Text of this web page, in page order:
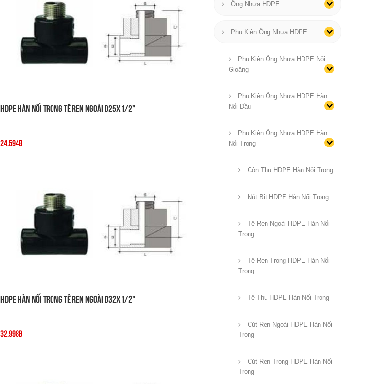
HDPE Hàn Nối Trong Tê Ren Ngoài D25x1/2"
24.594đ
HDPE Hàn Nối Trong Tê Ren Ngoài D32x1/2"
32.998đ
Ống Nhựa HDPE
Phụ Kiện Ống Nhựa HDPE
Phụ Kiện Ống Nhựa HDPE Nối
Gioăng
Phụ Kiện Ống Nhựa HDPE Hàn
Nối Đầu
Phụ Kiện Ống Nhựa HDPE Hàn
Nối Trong
Côn Thu HDPE Hàn Nối Trong
Nút Bịt HDPE Hàn Nối Trong
Tê Ren Ngoài HDPE Hàn Nối
Trong
Tê Ren Trong HDPE Hàn Nối
Trong
Tê Thu HDPE Hàn Nối Trong
Cút Ren Ngoài HDPE Hàn Nối
Trong
Cút Ren Trong HDPE Hàn Nối
Trong